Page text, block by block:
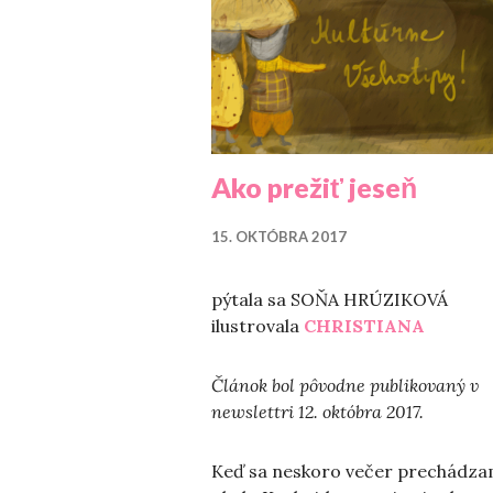
Ako prežiť jeseň
15. OKTÓBRA 2017
pýtala sa SOŇA HRÚZIKOVÁ
ilustrovala CHRISTIANA
Článok bol pôvodne publikovaný v
newslettri 12. októbra 2017.
Keď sa neskoro večer